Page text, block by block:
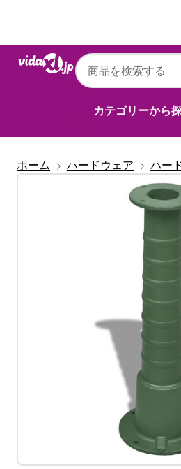
カテゴリーから
ホーム ハードウェア ハー